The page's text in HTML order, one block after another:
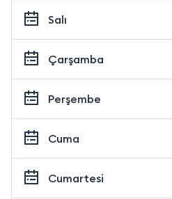
Salı
Çarşamba
Perşembe
Cuma
Cumartesi